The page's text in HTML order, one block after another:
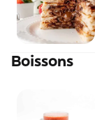
Boissons